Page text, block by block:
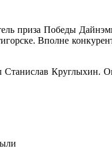
приза Победы
Вполне
Станислав Круглыхин.